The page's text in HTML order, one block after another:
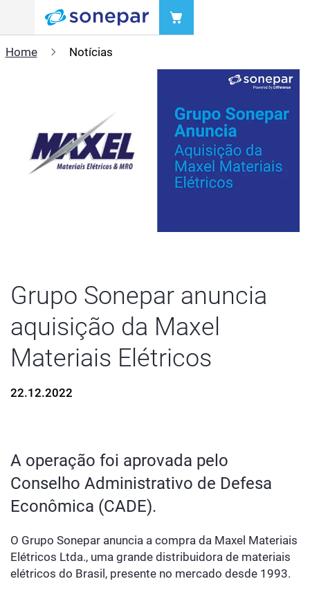
Home
Notícias
Grupo Sonepar anuncia
aquisição da Maxel
Materiais Elétricos
22.12.2022
A operação foi aprovada pelo
Conselho Administrativo de Defesa
Econômica (CADE).
O Grupo Sonepar anuncia a compra da Maxel Materiais
Elétricos Ltda., uma grande distribuidora de materiais
elétricos do Brasil, presente no mercado desde 1993.